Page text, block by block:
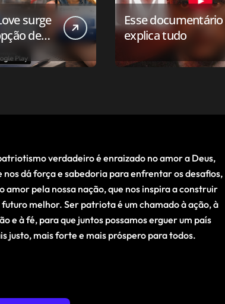
surge
de
para o
Esse documentário
explica tudo
verdadeiro é enraizado no amor a Deus,
nos dá força e sabedoria para enfrentar os desafios,
amor pela nossa nação, que nos inspira a construir
futuro melhor. Ser patriota é um chamado à ação, à
e à fé, para que juntos possamos erguer um país
justo, mais forte e mais próspero para todos.